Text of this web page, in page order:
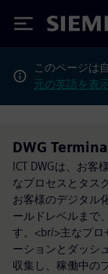
Siemens
このページは
元の英語を表
DWG
ICT DWGは、お客
なプロセスとタス
お客様のデジタル
ールドレベルまで
す。<br/>主なプロ
ーションとダッシ
収集し、稼働中の